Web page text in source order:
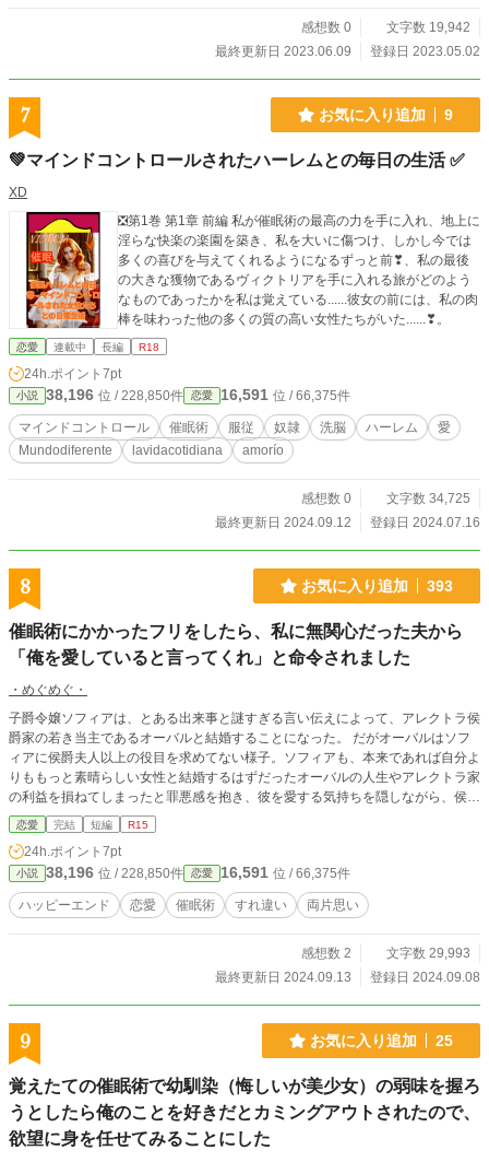
感想数 0
文字数 19,942
最終更新日 2023.06.09
登録日 2023.05.02
7 お気に入り追加 9
💚マインドコントロールされたハーレムとの毎日の生活 ✅
XD
❎第1巻 第1章 前編 私が催眠術の最高の力を手に入れ、地上に
淫らな快楽の楽園を築き、私を大いに傷つけ、しかし今では
多くの喜びを与えてくれるようになるずっと前❣、私の最後
の大きな獲物であるヴィクトリアを手に入れる旅がどのよう
なものであったかを私は覚えている......彼女の前には、私の肉
棒を味わった他の多くの質の高い女性たちがいた......❣。
恋愛 連載中 長編 R18
24h.ポイント 7pt
小説 38,196 位 / 228,850件 恋愛 16,591 位 / 66,375件
マインドコントロール 催眠術 服従 奴隷 洗脳 ハーレム
愛
Mundodiferente
lavidacotidiana amorío
感想数 0
文字数 34,725
最終更新日 2024.09.12
登録日 2024.07.16
8 お気に入り追加 393
催眠術にかかったフリをしたら、私に無関心だった夫から
「俺を愛していると言ってくれ」と命令されました
・めぐめぐ・
子爵令嬢ソフィアは、とある出来事と謎すぎる言い伝えによって、アレクトラ侯
爵家の若き当主であるオーバルと結婚することになった。 だがオーバルはソフ
ィアに侯爵夫人以上の役目を求めてない様子。ソフィアも、本来であれば自分よ
りももっと素晴らしい女性と結婚するはずだったオーバルの人生やアレクトラ家
の利益を損ねてしまったと罪悪感を抱き、彼を愛する気持ちを隠しながら、侯爵
夫人の役割を果たすために奮闘していた。 そんなある日、義妹で友人のメーナ
に、催眠術の実験台になって欲しいと頼まれたソフィアは了承する。 催眠術は
明らかに失敗だった。しかし失敗を伝え、メーナが落ち込む姿をみたくなかった
ソフィアは催眠術にかかったフリをする。 このまま催眠術が解ける時間までや
り過ごそうとしたのだが、オーバルが突然帰ってきたことで、事態は一変する―
― ※1話を分割（2000字ぐらい）して公開しています。 ※頭からっぽで
恋愛 完結 短編 R15
24h.ポイント 7pt
小説 38,196 位 / 228,850件 恋愛 16,591 位 / 66,375件
ハッピーエンド 恋愛 催眠術 すれ違い 両片思い
感想数 2
文字数 29,993
最終更新日 2024.09.13
登録日 2024.09.08
9 お気に入り追加 25
覚えたての催眠術で幼馴染（悔しいが美少女）の弱味を握ろ
うとしたら俺のことを好きだとカミングアウトされたので、
欲望に身を任せてみることにした